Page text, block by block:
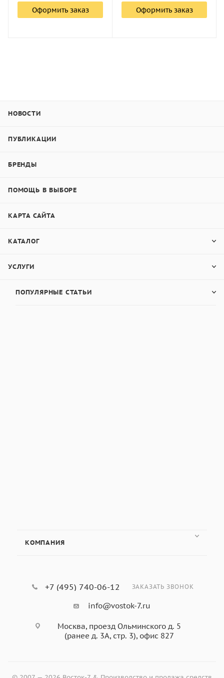
Оформить заказ Оформить заказ
НОВОСТИ
ПУБЛИКАЦИИ
БРЕНДЫ
ПОМОЩЬ В ВЫБОРЕ
КАРТА САЙТА
КАТАЛОГ
УСЛУГИ
ПОПУЛЯРНЫЕ СТАТЬИ
КОМПАНИЯ
+7 (495) 740-06-12 ЗАКАЗАТЬ ЗВОНОК
info@vostok-7.ru
Москва, проезд Ольминского д. 5
(ранее д. 3А, стр. 3), офис 827